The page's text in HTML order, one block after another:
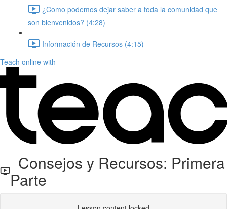
¿Como podemos dejar saber a toda la comunidad que
son bienvenidos? (4:28)
Información de Recursos (4:15)
Teach online with
Consejos y Recursos: Primera
Parte